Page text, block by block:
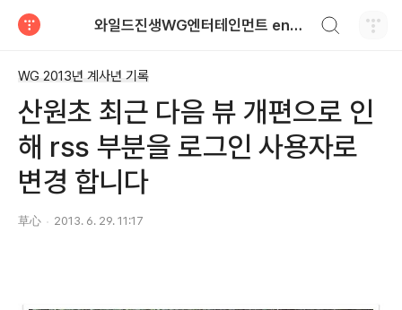
와일드진생WG엔터테인먼트 entertainment
WG 2013년 계사년 기록
산원초 최근 다음 뷰 개편으로 인
해 rss 부분을 로그인 사용자로
변경 합니다
草心 2013. 6. 29. 11:17